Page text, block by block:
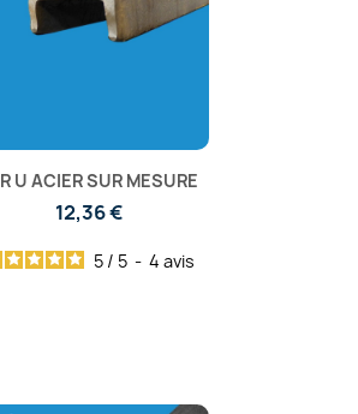
U ACIER SUR MESURE
12,36 €
5 / 5 - 4 avis